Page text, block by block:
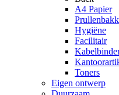
A4 Papier
Hygiëne
Facilitair
Toners
Eigen ontwerp